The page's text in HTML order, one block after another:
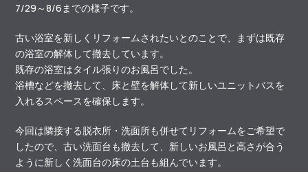
7/29～8/6までの様子です。
古い浴室を新しくリフォームされたいとのことで、まずは既存
の浴室の解体して撤去しています。
既存の浴室はタイル張りのお風呂でした。
浴槽などを撤去して、床と壁を解体して新しいユニットバスを
入れるスペースを確保します。
今回は隣接する脱衣所・洗面所も併せてリフォームをご希望で
したので、古い洗面台も撤去して、新しいお風呂と高さが合う
ように新しく洗面台の床の土台も組んでいます。